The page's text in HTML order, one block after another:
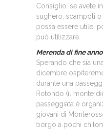
Consiglio: se avete
sughero, scampoli
possa essere utile,
può utilizzare.
Merenda di fine anno
Sperando che sia
dicembre
durante una
Rotondo (il monte
passeggiata è
giovani di
borgo a pochi